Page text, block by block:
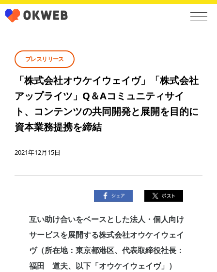
プレスリリース
「株式会社オウケイウェイヴ」「株式会社
アップライツ」Q＆Aコミュニティサイ
ト、コンテンツの共同開発と展開を目的に
資本業務提携を締結
2021年12月15日
互い助け合いをベースとした法人・個人向け
サービスを展開する株式会社オウケイウェイ
ヴ（所在地：東京都港区、代表取締役社長：
福田 道夫、以下「オウケイウェイヴ」）